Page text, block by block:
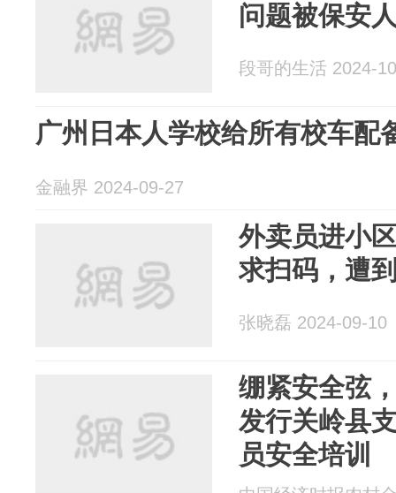
问题被保安
段哥的生活 2024-
广州日本人学校给所有校车配
金融界 2024-09-27
外卖员进小
求扫码，遭
张晓磊 2024-09-10
绷紧安全弦
发行关岭县
员安全培训